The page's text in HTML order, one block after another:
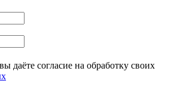
даёте согласие на обработку своих